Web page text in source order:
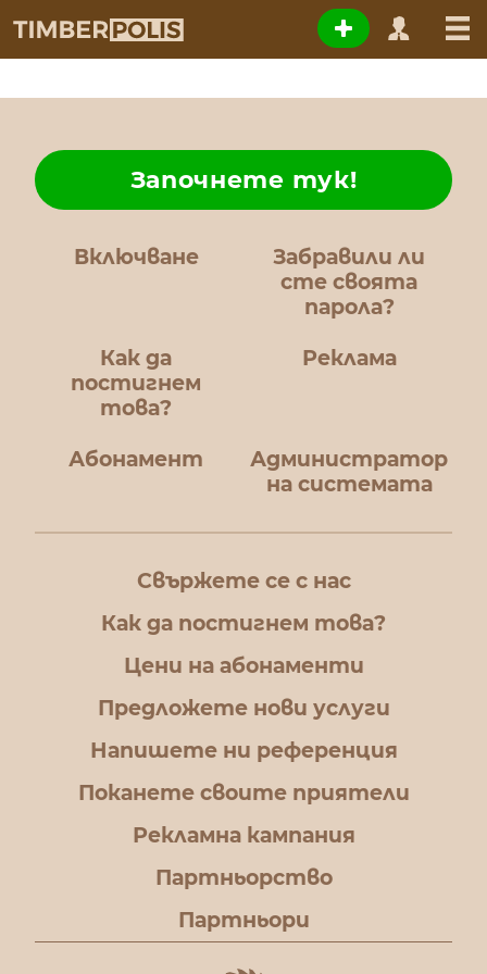
Включване
Забравили ли
сте своята
парола?
Как да
постигнем
това?
Започнете тук!
Реклама
Абонамент
Администратор
на системата
Свържете се с нас
Как да постигнем това?
Цени на абонаменти
Предложете нови услуги
Напишете ни референция
Поканете своите приятели
Рекламна кампания
Партньорство
Партньори